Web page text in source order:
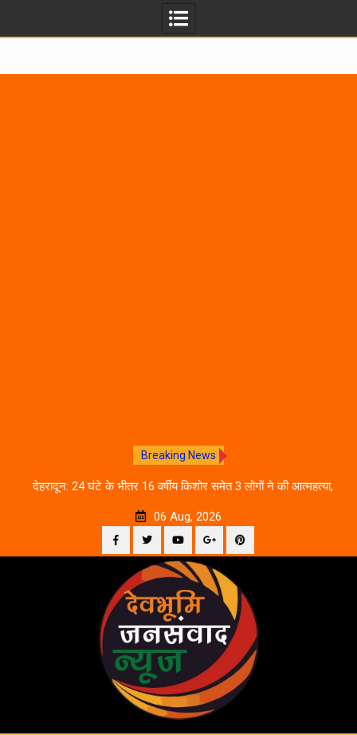
Breaking News
देहरादून: 24 घंटे के भीतर 16 वर्षीय किशोर समेत 3 लोगों ने की आत्महत्या,
06 Aug, 2026
Facebook
TwitterYouTubePlus
Google